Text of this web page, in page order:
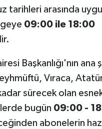
tarihleri arasında
09:00 ile 18:00
Başkanlığı'nın ana
Vıraca,
sürecek olan
bugün 09:00 -
abonelerin